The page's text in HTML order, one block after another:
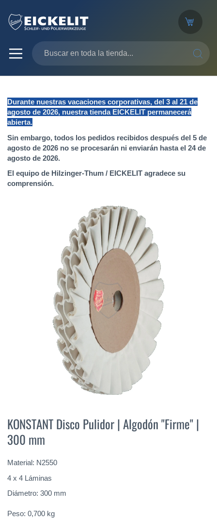
Durante nuestras vacaciones corporativas, del 3 al 21 de
agosto de 2026, nuestra tienda EICKELIT permanecerá
abierta.
Sin embargo, todos los pedidos recibidos después del 5 de
agosto de 2026 no se procesarán ni enviarán hasta el 24 de
agosto de 2026.
El equipo de Hilzinger-Thum / EICKELIT agradece su
comprensión.
comienzo
de
la
de
imágenes
KONSTANT Disco Pulidor | Algodón "Firme" |
300 mm
Material: N2550
4 x 4 Láminas
Diámetro: 300 mm
Peso: 0,700 kg